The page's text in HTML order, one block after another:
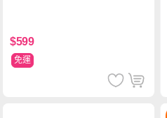
$599
免運